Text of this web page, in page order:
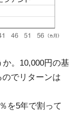
。10,000円の基
でリターンは
を5年で割って